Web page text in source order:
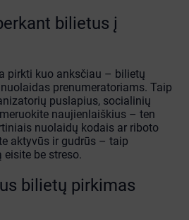
bilietus į
pirkti kuo anksčiau – bilietų
prenumeratoriams. Taip
puslapius, socialinių
naujienlaiškius – ten
nuolaidų kodais ar riboto
aktyvūs ir gudrūs – taip
be streso.
bilietų pirkimas